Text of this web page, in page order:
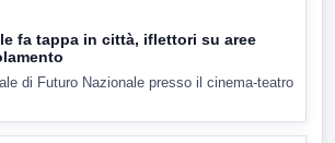
fa tappa in città, iflettori su aree
di Futuro Nazionale presso il cinema-teatro